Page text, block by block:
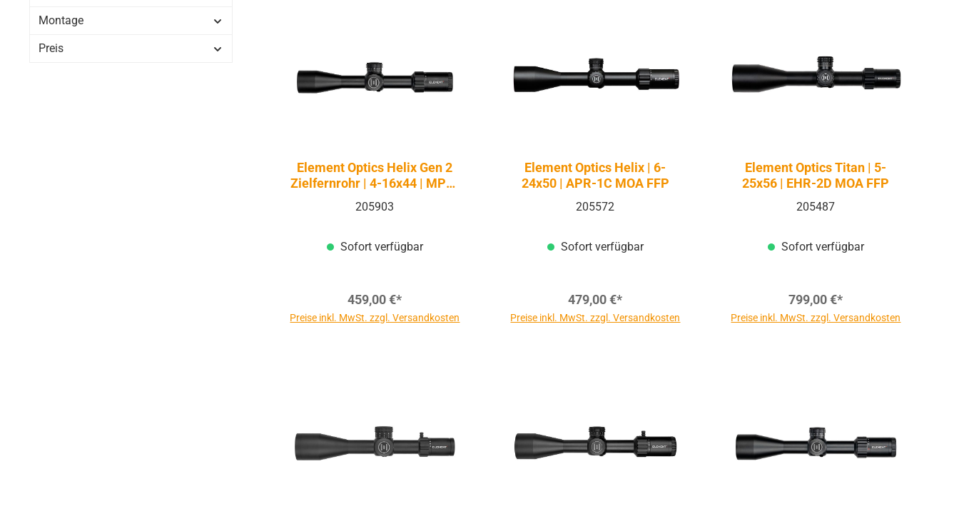
Montage
Preis
Element Optics Helix Gen 2
Zielfernrohr | 4-16x44 | MPR-
1C MOA FFP
205903
Sofort verfügbar
459,00 €*
Preise inkl. MwSt. zzgl. Versandkosten
Element Optics Helix | 6-
24x50 | APR-1C MOA FFP
205572
Sofort verfügbar
479,00 €*
Preise inkl. MwSt. zzgl. Versandkosten
Element Optics Titan | 5-
25x56 | EHR-2D MOA FFP
205487
Sofort verfügbar
799,00 €*
Preise inkl. MwSt. zzgl. Versandkosten